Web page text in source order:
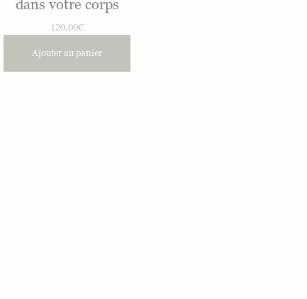
dans votre corps
120.00€
Ajouter au panier